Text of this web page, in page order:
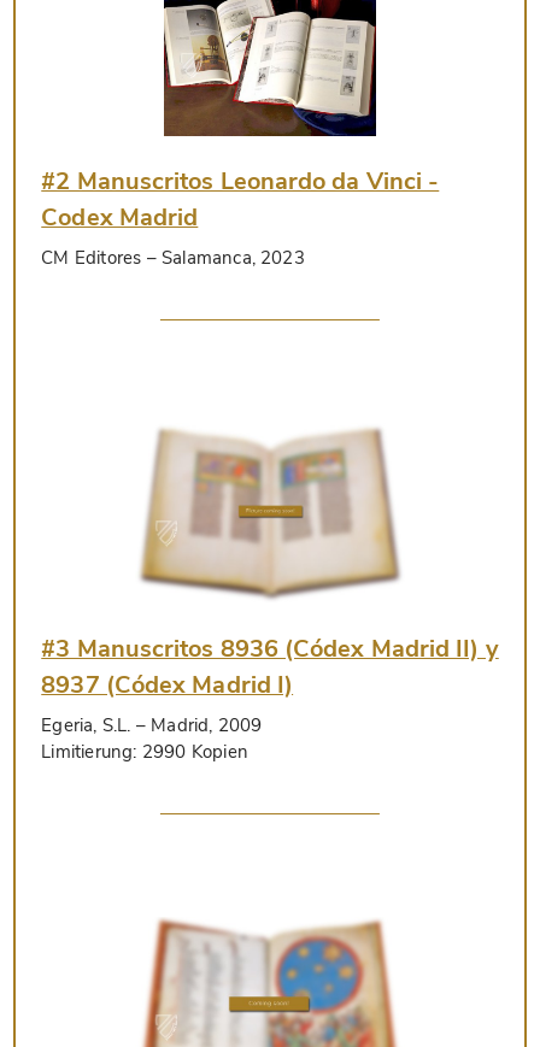
#2 Manuscritos Leonardo da Vinci -
Codex Madrid
CM Editores – Salamanca, 2023
#3 Manuscritos 8936 (Códex Madrid II) y
8937 (Códex Madrid I)
Egeria, S.L. – Madrid, 2009
Limitierung: 2990 Kopien